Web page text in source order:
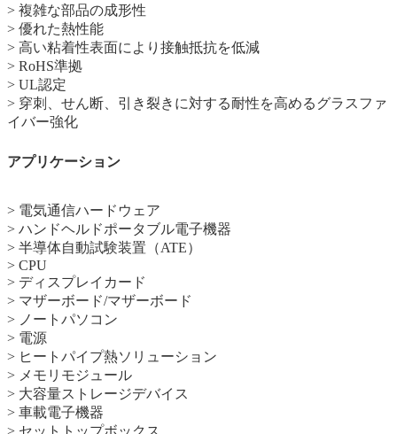
> 複雑な部品の成形性
> 優れた熱性能
> 高い粘着性表面により接触抵抗を低減
> RoHS準拠
> UL認定
> 穿刺、せん断、引き裂きに対する耐性を高めるグラスファ
イバー強化
アプリケーション
> 電気通信ハードウェア
> ハンドヘルドポータブル電子機器
> 半導体自動試験装置（ATE）
> CPU
> ディスプレイカード
> マザーボード/マザーボード
> ノートパソコン
> 電源
> ヒートパイプ熱ソリューション
> メモリモジュール
> 大容量ストレージデバイス
> 車載電子機器
> セットトップボックス